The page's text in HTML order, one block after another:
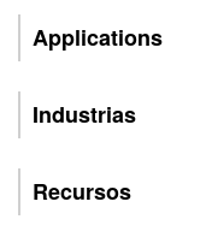
Applications
Industrias
Recursos